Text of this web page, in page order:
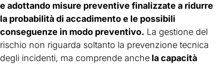
e adottando misure preventive finalizzate a ridurre
la probabilità di accadimento e le possibili
conseguenze in modo preventivo. La gestione del
rischio non riguarda soltanto la prevenzione tecnica
degli incidenti, ma comprende anche la capacità